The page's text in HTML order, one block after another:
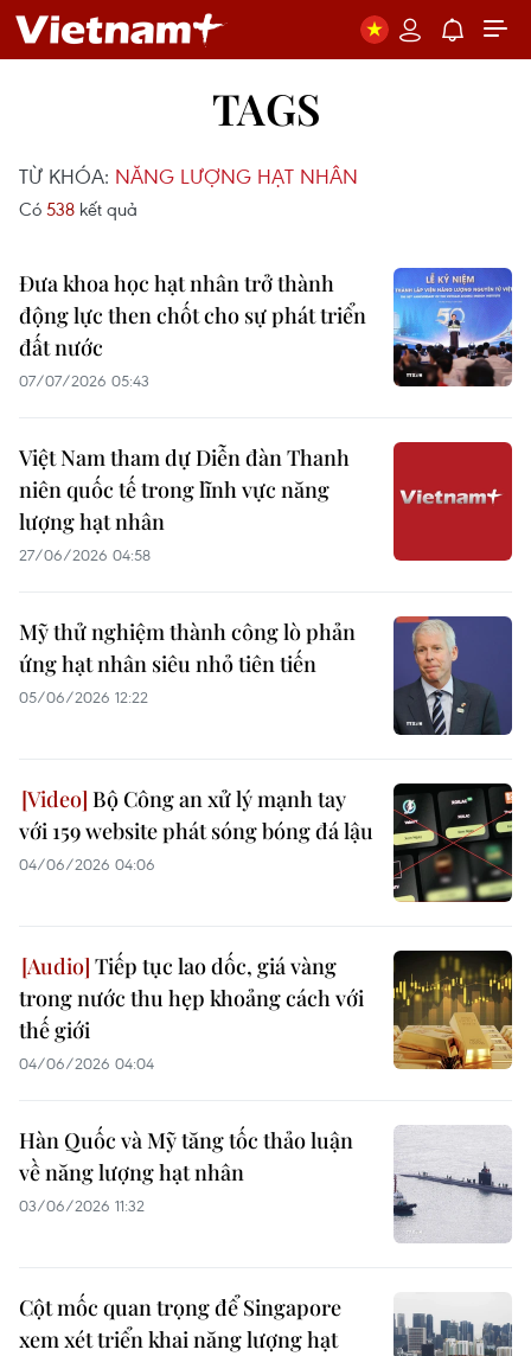
TAGS
TỪ KHÓA: NĂNG LƯỢNG HẠT NHÂN
Có 538 kết quả
Đưa khoa học hạt nhân trở thành
động lực then chốt cho sự phát triển
đất nước
07/07/2026 05:43
Việt Nam tham dự Diễn đàn Thanh
niên quốc tế trong lĩnh vực năng
lượng hạt nhân
27/06/2026 04:58
Mỹ thử nghiệm thành công lò phản
ứng hạt nhân siêu nhỏ tiên tiến
05/06/2026 12:22
Bộ Công an xử lý mạnh tay
với 159 website phát sóng bóng đá lậu
04/06/2026 04:06
Tiếp tục lao dốc, giá vàng
trong nước thu hẹp khoảng cách với
thế giới
04/06/2026 04:04
Hàn Quốc và Mỹ tăng tốc thảo luận
về năng lượng hạt nhân
03/06/2026 11:32
Cột mốc quan trọng để Singapore
xem xét triển khai năng lượng hạt